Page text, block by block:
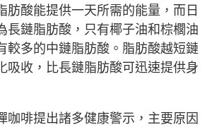
肪酸能提供一天所需的能量，而日
長鏈脂肪酸，只有椰子油和棕櫚油
較多的中鏈脂肪酸。脂肪酸越短鏈
吸收，比長鏈脂肪酸可迅速提供身
咖啡提出諸多健康警示，主要原因